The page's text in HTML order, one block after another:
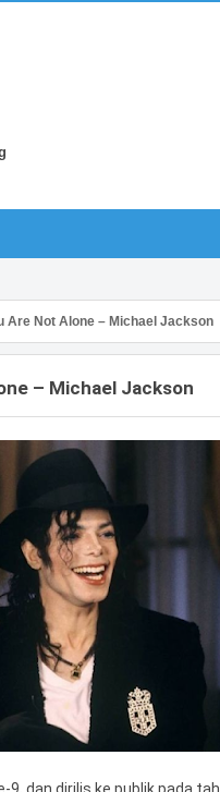
Are Not Alone – Michael Jackson
– Michael Jackson